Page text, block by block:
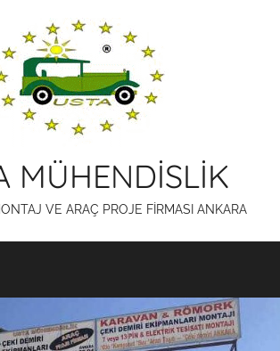
MÜHENDİSLİK
VE ARAÇ PROJE FİRMASI ANKARA